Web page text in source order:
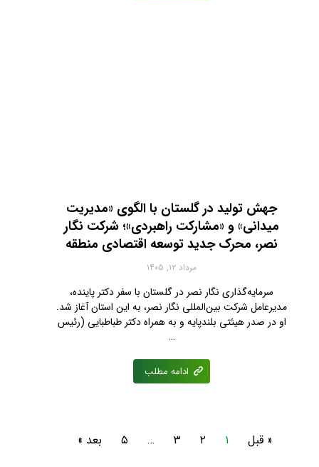
جهش تولید در گلستان با الگوی «مدیریت
میدانی» و «مشارکت راهبردی»؛ شرکت نگار
نصر، محرک جدید توسعه اقتصادی منطقه
مرداد ۱۲, ۱۴۰۵
سرمایه‌گذاری نگار نصر در گلستان با سفر دکتر پاینده،
مدیرعامل شرکت بین‌المللی نگار نصر، به این استان آغاز شد.
او در صدر هیئتی بلندپایه و به همراه دکتر طباطبایی (رئیس
…
ادامه مطلب
« قبل ۱ ۲ ۳ … ۵ بعد »